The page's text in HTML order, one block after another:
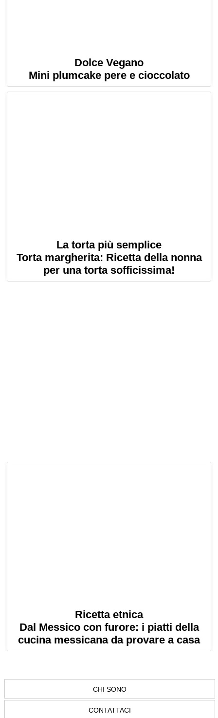
Dolce Vegano
Mini plumcake pere e cioccolato
La torta più semplice
Torta margherita: Ricetta della nonna
per una torta sofficissima!
Ricetta etnica
Dal Messico con furore: i piatti della
cucina messicana da provare a casa
CHI SONO
CONTATTACI